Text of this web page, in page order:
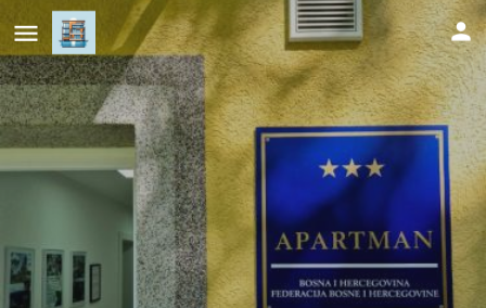
Apartman Alemina - mirna lokacija
blizu centra, priroda i privatnost